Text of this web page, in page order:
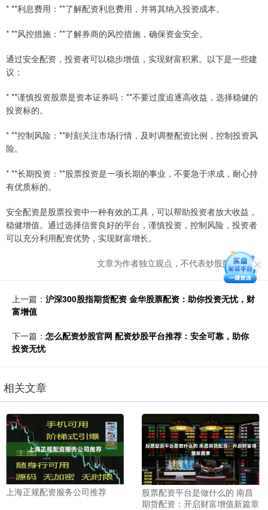
* **利息费用：**了解配资利息费用，并将其纳入投资成本。
* **风控措施：**了解券商的风控措施，确保资金安全。
通过安全配资，投资者可以稳步增值，实现财富积累。以下是一些建
议：
* **谨慎投资股票是资本证券吗：**不要过度追逐高收益，选择稳健的
投资标的。
* **控制风险：**时刻关注市场行情，及时调整配资比例，控制投资风
险。
* **长期投资：**股票投资是一项长期的事业，不要急于求成，耐心持
有优质标的。
安全配资是股票投资中一种有效的工具，可以帮助投资者放大收益，
稳健增值。通过选择信誉良好的平台，谨慎投资，控制风险，投资者
可以充分利用配资优势，实现财富增长。
文章为作者独立观点，不代表炒股配资观点
上一篇： 沪深300股指期货配资 金华股票配资：助你投资无忧，财
富增值
下一篇： 怎么配资炒股官网 配资炒股平台推荐：安全可靠，助你
投资无忧
相关文章
上海正规配资服务公司推荐
股票配资平台是做什么的 南昌
期货配资：开启财富增值新篇章